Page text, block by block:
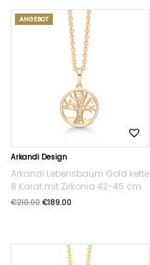
ANGEBOT
Arkandi Design
Arkandi Lebensbaum Gold kette
8 Karat mit Zirkonia 42-45 cm
€210.00 €189.00